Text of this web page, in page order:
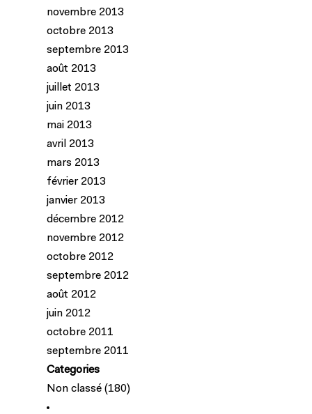
novembre 2013
octobre 2013
septembre 2013
août 2013
juillet 2013
juin 2013
mai 2013
avril 2013
mars 2013
février 2013
janvier 2013
décembre 2012
novembre 2012
octobre 2012
septembre 2012
août 2012
juin 2012
octobre 2011
septembre 2011
Categories
Non classé (180)